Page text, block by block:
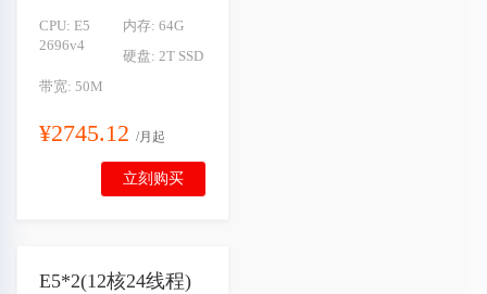
CPU: E5
2696v4
内存: 64G
硬盘: 2T SSD
带宽: 50M
¥2745.12 /月起
立刻购买
E5*2(12核24线程)